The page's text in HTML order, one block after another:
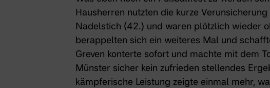
Hausherren nutzten die kurze
Nadelstich (42.) und waren plötzlich wieder
berappelten sich ein weiteres Mal und
Greven konterte sofort und machte mit dem
Münster sicher kein zufrieden stellendes
kämpferische Leistung zeigte einmal mehr,